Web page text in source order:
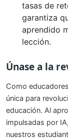
tasas de
garantiza
aprendido
lección.
Únase a la
Como
única para
educación. Al
impulsadas por
nuestros